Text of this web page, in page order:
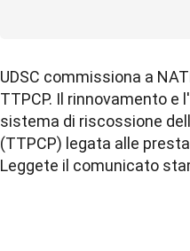
UDSC commissiona a
TTPCP. Il rinnovamento e
sistema di riscossione
(TTPCP) legata alle
Leggete il comunicato